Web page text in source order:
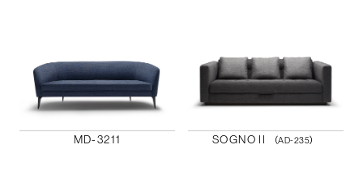
MD-3211 SOGNO II （AD-235）